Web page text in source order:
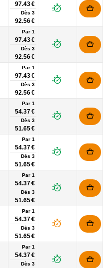
97.43 €
Dès 3
92.56 €
Par 1
97.43 €
Dès 3
92.56 €
Par 1
97.43 €
Dès 3
92.56 €
Par 1
54.37 €
Dès 3
51.65 €
Par 1
54.37 €
Dès 3
51.65 €
Par 1
54.37 €
Dès 3
51.65 €
Par 1
54.37 €
Dès 3
51.65 €
Par 1
54.37 €
Dès 3